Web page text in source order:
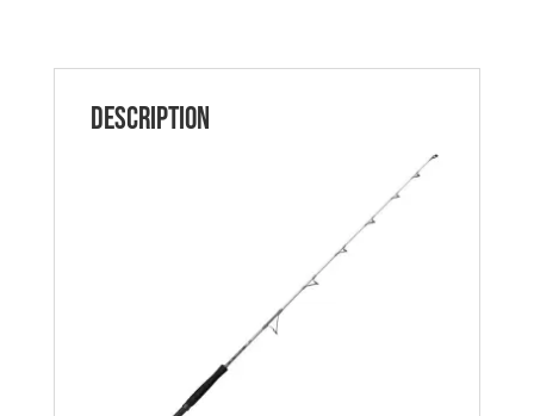
MADCAT
Description